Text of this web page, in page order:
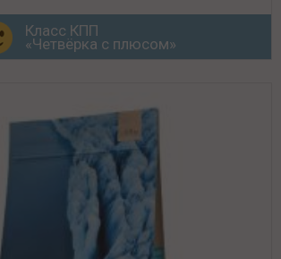
Класс КПП
«Четвёрка с плюсом»